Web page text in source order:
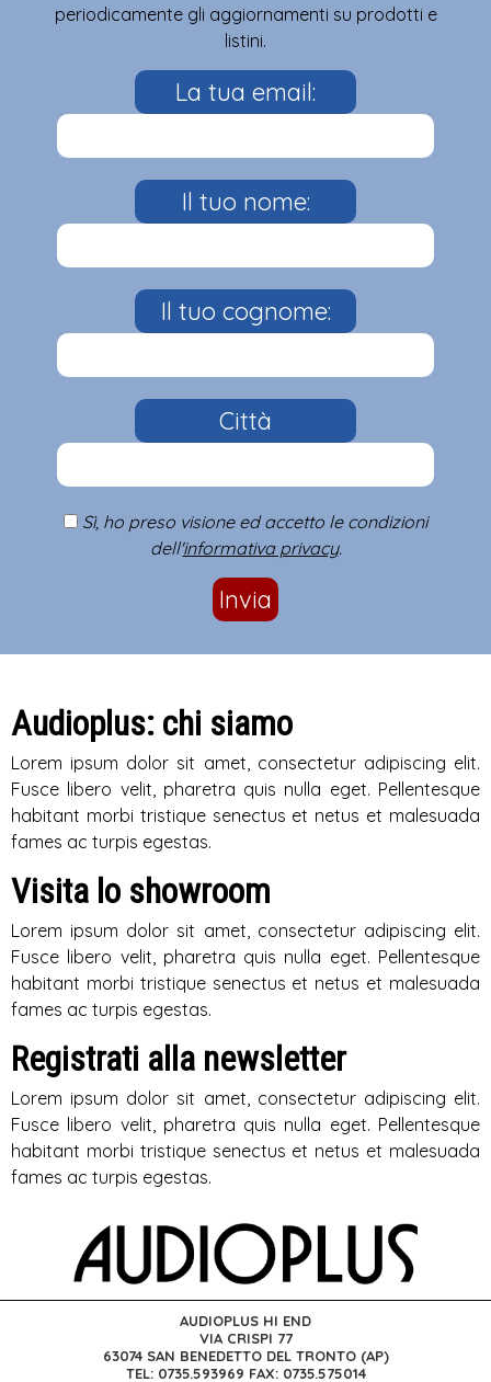
periodicamente gli aggiornamenti su prodotti e
listini.
La tua email:
Il tuo nome:
Il tuo cognome:
Città
Sì, ho preso visione ed accetto le condizioni
dell'informativa privacy.
Invia
Audioplus: chi siamo
Lorem ipsum dolor sit amet, consectetur adipiscing elit.
Fusce libero velit, pharetra quis nulla eget. Pellentesque
habitant morbi tristique senectus et netus et malesuada
fames ac turpis egestas.
Visita lo showroom
Lorem ipsum dolor sit amet, consectetur adipiscing elit.
Fusce libero velit, pharetra quis nulla eget. Pellentesque
habitant morbi tristique senectus et netus et malesuada
fames ac turpis egestas.
Registrati alla newsletter
Lorem ipsum dolor sit amet, consectetur adipiscing elit.
Fusce libero velit, pharetra quis nulla eget. Pellentesque
habitant morbi tristique senectus et netus et malesuada
fames ac turpis egestas.
AUDIOPLUS HI END
VIA CRISPI 77
63074 SAN BENEDETTO DEL TRONTO (AP)
TEL: 0735.593969 FAX: 0735.575014